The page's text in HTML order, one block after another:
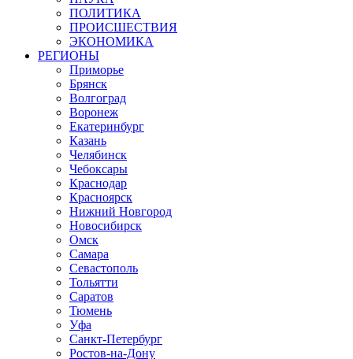
ПОЛИТИКА
ПРОИСШЕСТВИЯ
ЭКОНОМИКА
РЕГИОНЫ
Приморье
Брянск
Волгоград
Воронеж
Екатеринбург
Казань
Челябинск
Чебоксары
Краснодар
Красноярск
Нижний Новгород
Новосибирск
Омск
Самара
Севастополь
Тольятти
Саратов
Тюмень
Уфа
Санкт-Петербург
Ростов-на-Дону